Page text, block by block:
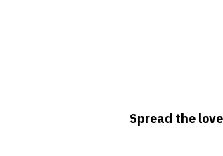
Spread the love